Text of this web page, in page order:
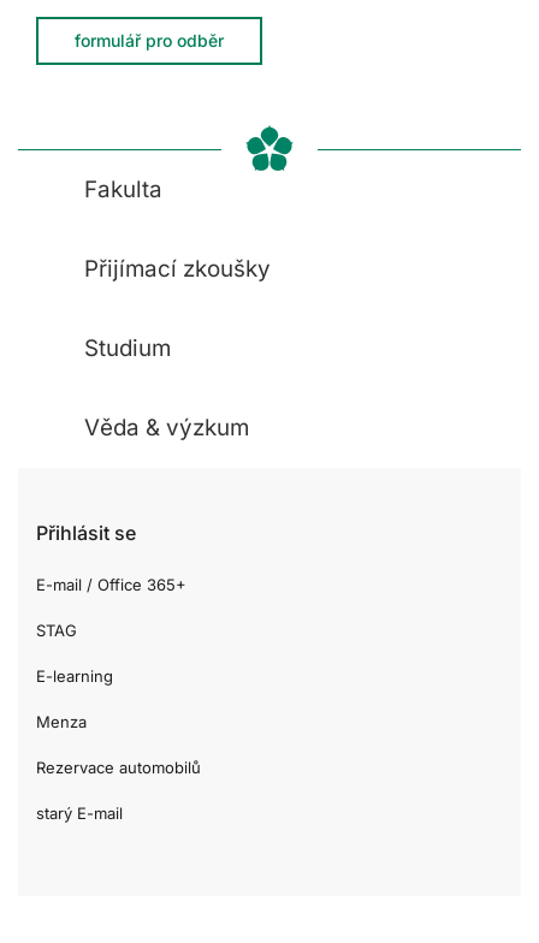
formulář pro odběr
Fakulta
Přijímací zkoušky
Studium
Věda & výzkum
Přihlásit se
E-mail / Office 365+
STAG
E-learning
Menza
Rezervace automobilů
starý E-mail